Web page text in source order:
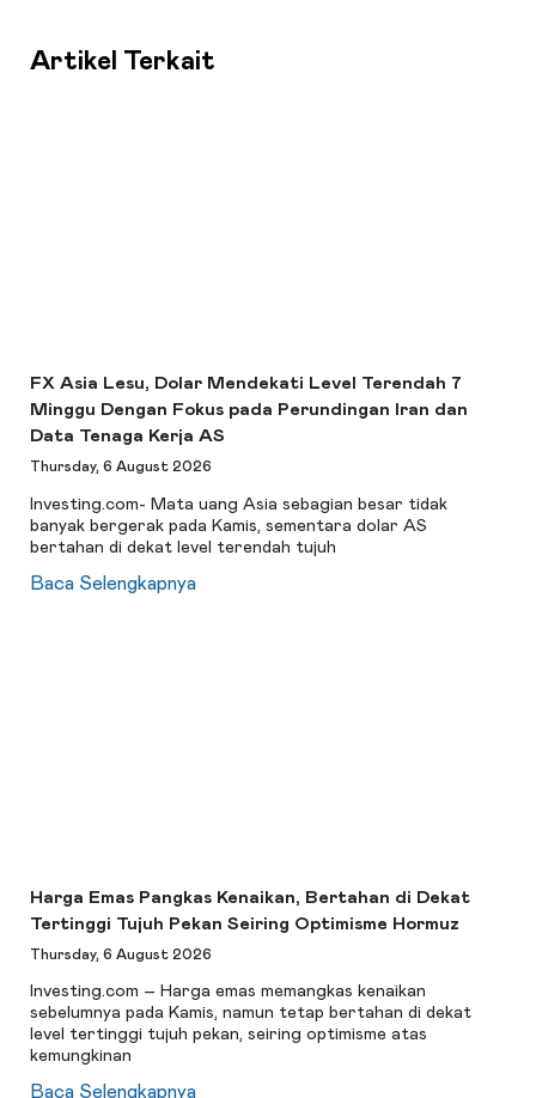
Artikel Terkait
FX Asia Lesu, Dolar Mendekati Level Terendah 7
Minggu Dengan Fokus pada Perundingan Iran dan
Data Tenaga Kerja AS
Thursday, 6 August 2026
Investing.com- Mata uang Asia sebagian besar tidak
banyak bergerak pada Kamis, sementara dolar AS
bertahan di dekat level terendah tujuh
Baca Selengkapnya
Harga Emas Pangkas Kenaikan, Bertahan di Dekat
Tertinggi Tujuh Pekan Seiring Optimisme Hormuz
Thursday, 6 August 2026
Investing.com – Harga emas memangkas kenaikan
sebelumnya pada Kamis, namun tetap bertahan di dekat
level tertinggi tujuh pekan, seiring optimisme atas
kemungkinan
Baca Selengkapnya